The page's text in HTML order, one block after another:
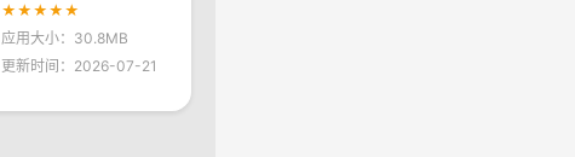
★★★★★
应用大小：30.8MB
更新时间：2026-07-21